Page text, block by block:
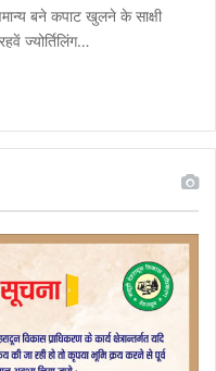
बने कपाट खुलने के साक्षी
ज्योर्तिलिंग…